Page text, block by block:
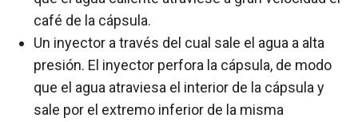
café de la cápsula.
Un inyector a través del cual sale el agua a alta
presión. El inyector perfora la cápsula, de modo
que el agua atraviesa el interior de la cápsula y
sale por el extremo inferior de la misma